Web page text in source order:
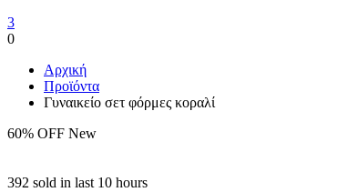
3
0
Αρχική
Προϊόντα
Γυναικείο σετ φόρμες κοραλί
60% OFF New
392 sold in last 10 hours